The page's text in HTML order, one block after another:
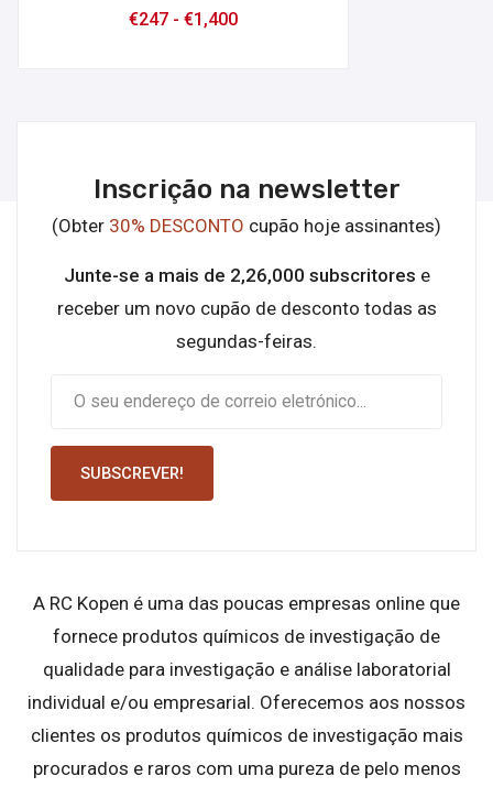
€247- €1,400
Inscrição na newsletter
(Obter 30% DESCONTO cupão hoje assinantes)
Junte-se a mais de 2,26,000 subscritores e
receber um novo cupão de desconto todas as
segundas-feiras.
SUBSCREVER!
A RC Kopen é uma das poucas empresas online que
fornece produtos químicos de investigação de
qualidade para investigação e análise laboratorial
individual e/ou empresarial. Oferecemos aos nossos
clientes os produtos químicos de investigação mais
procurados e raros com uma pureza de pelo menos